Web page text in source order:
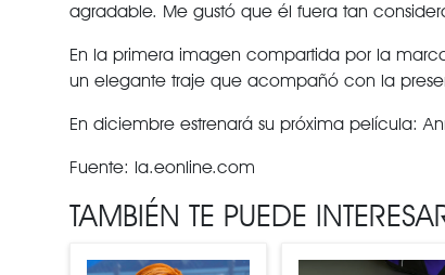
agradable. Me gustó que él fuera tan
En la primera imagen compartida por la
un elegante traje que acompañó con la
En diciembre estrenará su próxima película:
Fuente: la.eonline.com
TAMBIÉN TE PUEDE